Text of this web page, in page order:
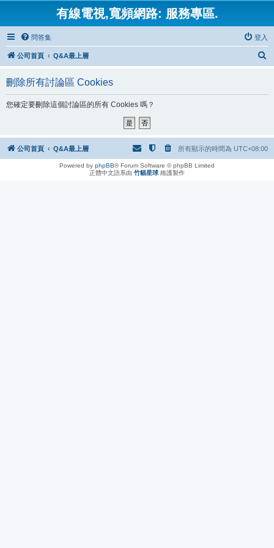
有線電視,寬頻網路: 服務專區.
問答集 登入
公司首頁 Q&A最上層
刪除所有討論區 Cookies
您確定要刪除這個討論區的所有 Cookies 嗎？
公司首頁 Q&A最上層 所有顯示的時間為 UTC+08:00
Powered by phpBB® Forum Software © phpBB Limited
正體中文語系由 竹貓星球 維護製作